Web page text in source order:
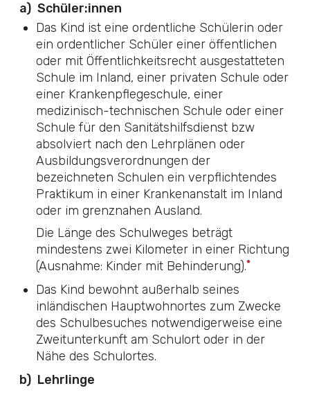
a) Schüler:innen
Das Kind ist eine ordentliche Schülerin oder
ein ordentlicher Schüler einer öffentlichen
oder mit Öffentlichkeitsrecht ausgestatteten
Schule im Inland, einer privaten Schule oder
einer Krankenpflegeschule, einer
medizinisch-technischen Schule oder einer
Schule für den Sanitätshilfsdienst bzw
absolviert nach den Lehrplänen oder
Ausbildungsverordnungen der
bezeichneten Schulen ein verpflichtendes
Praktikum in einer Krankenanstalt im Inland
oder im grenznahen Ausland.
Die Länge des Schulweges beträgt
mindestens zwei Kilometer in einer Richtung
(Ausnahme: Kinder mit Behinderung).*
Das Kind bewohnt außerhalb seines
inländischen Hauptwohnortes zum Zwecke
des Schulbesuches notwendigerweise eine
Zweitunterkunft am Schulort oder in der
Nähe des Schulortes.
b) Lehrlinge